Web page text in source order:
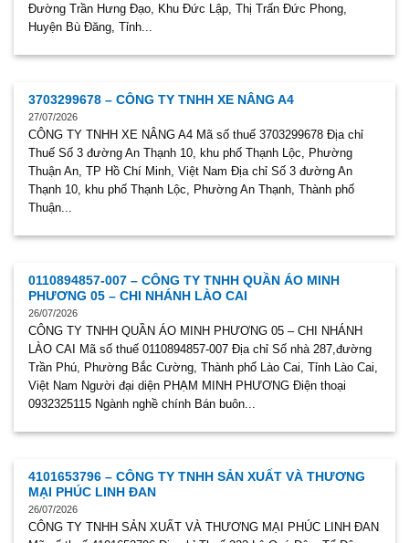
Đường Trần Hưng Đạo, Khu Đức Lập, Thị Trấn Đức Phong,
Huyện Bù Đăng, Tỉnh...
3703299678 – CÔNG TY TNHH XE NÂNG A4
27/07/2026
CÔNG TY TNHH XE NÂNG A4 Mã số thuế 3703299678 Địa chỉ
Thuế Số 3 đường An Thạnh 10, khu phố Thạnh Lộc, Phường
Thuận An, TP Hồ Chí Minh, Việt Nam Địa chỉ Số 3 đường An
Thạnh 10, khu phố Thạnh Lộc, Phường An Thạnh, Thành phố
Thuận...
0110894857-007 – CÔNG TY TNHH QUẦN ÁO MINH
PHƯƠNG 05 – CHI NHÁNH LÀO CAI
26/07/2026
CÔNG TY TNHH QUẦN ÁO MINH PHƯƠNG 05 – CHI NHÁNH
LÀO CAI Mã số thuế 0110894857-007 Địa chỉ Số nhà 287,đường
Trần Phú, Phường Bắc Cường, Thành phố Lào Cai, Tỉnh Lào Cai,
Việt Nam Người đại diện PHẠM MINH PHƯƠNG Điện thoại
0932325115 Ngành nghề chính Bán buôn...
4101653796 – CÔNG TY TNHH SẢN XUẤT VÀ THƯƠNG
MẠI PHÚC LINH ĐAN
26/07/2026
CÔNG TY TNHH SẢN XUẤT VÀ THƯƠNG MẠI PHÚC LINH ĐAN